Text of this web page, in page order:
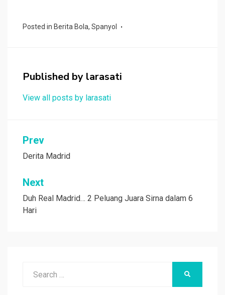
ce
o
k
tt at
p
p
e
C
Posted in Berita Bola, Spanyol
Published by larasati
View all posts by larasati
Navigasi
pos
Prev
Derita Madrid
Next
Duh Real Madrid… 2 Peluang Juara Sirna dalam 6
Hari